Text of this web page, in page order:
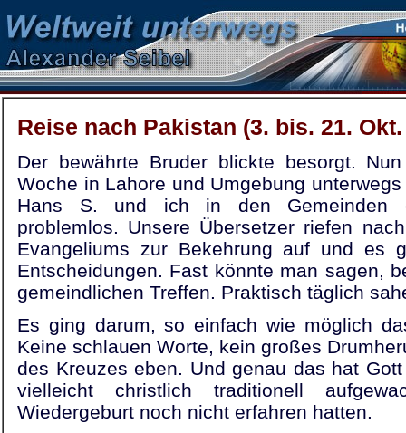
Reise nach Pakistan (3. bis. 21. Okt.
Der bewährte Bruder blickte besorgt.
Woche in Lahore und Umgebung
Hans S. und ich in den Gemeinden
problemlos. Unsere Übersetzer riefen
Evangeliums zur Bekehrung auf und es
Entscheidungen. Fast könnte man sagen,
gemeindlichen Treffen. Praktisch täglich
Es ging darum, so einfach wie möglich
Keine schlauen Worte, kein großes
des Kreuzes eben. Und genau das hat
vielleicht christlich traditionell
Wiedergeburt noch nicht erfahren hatten.